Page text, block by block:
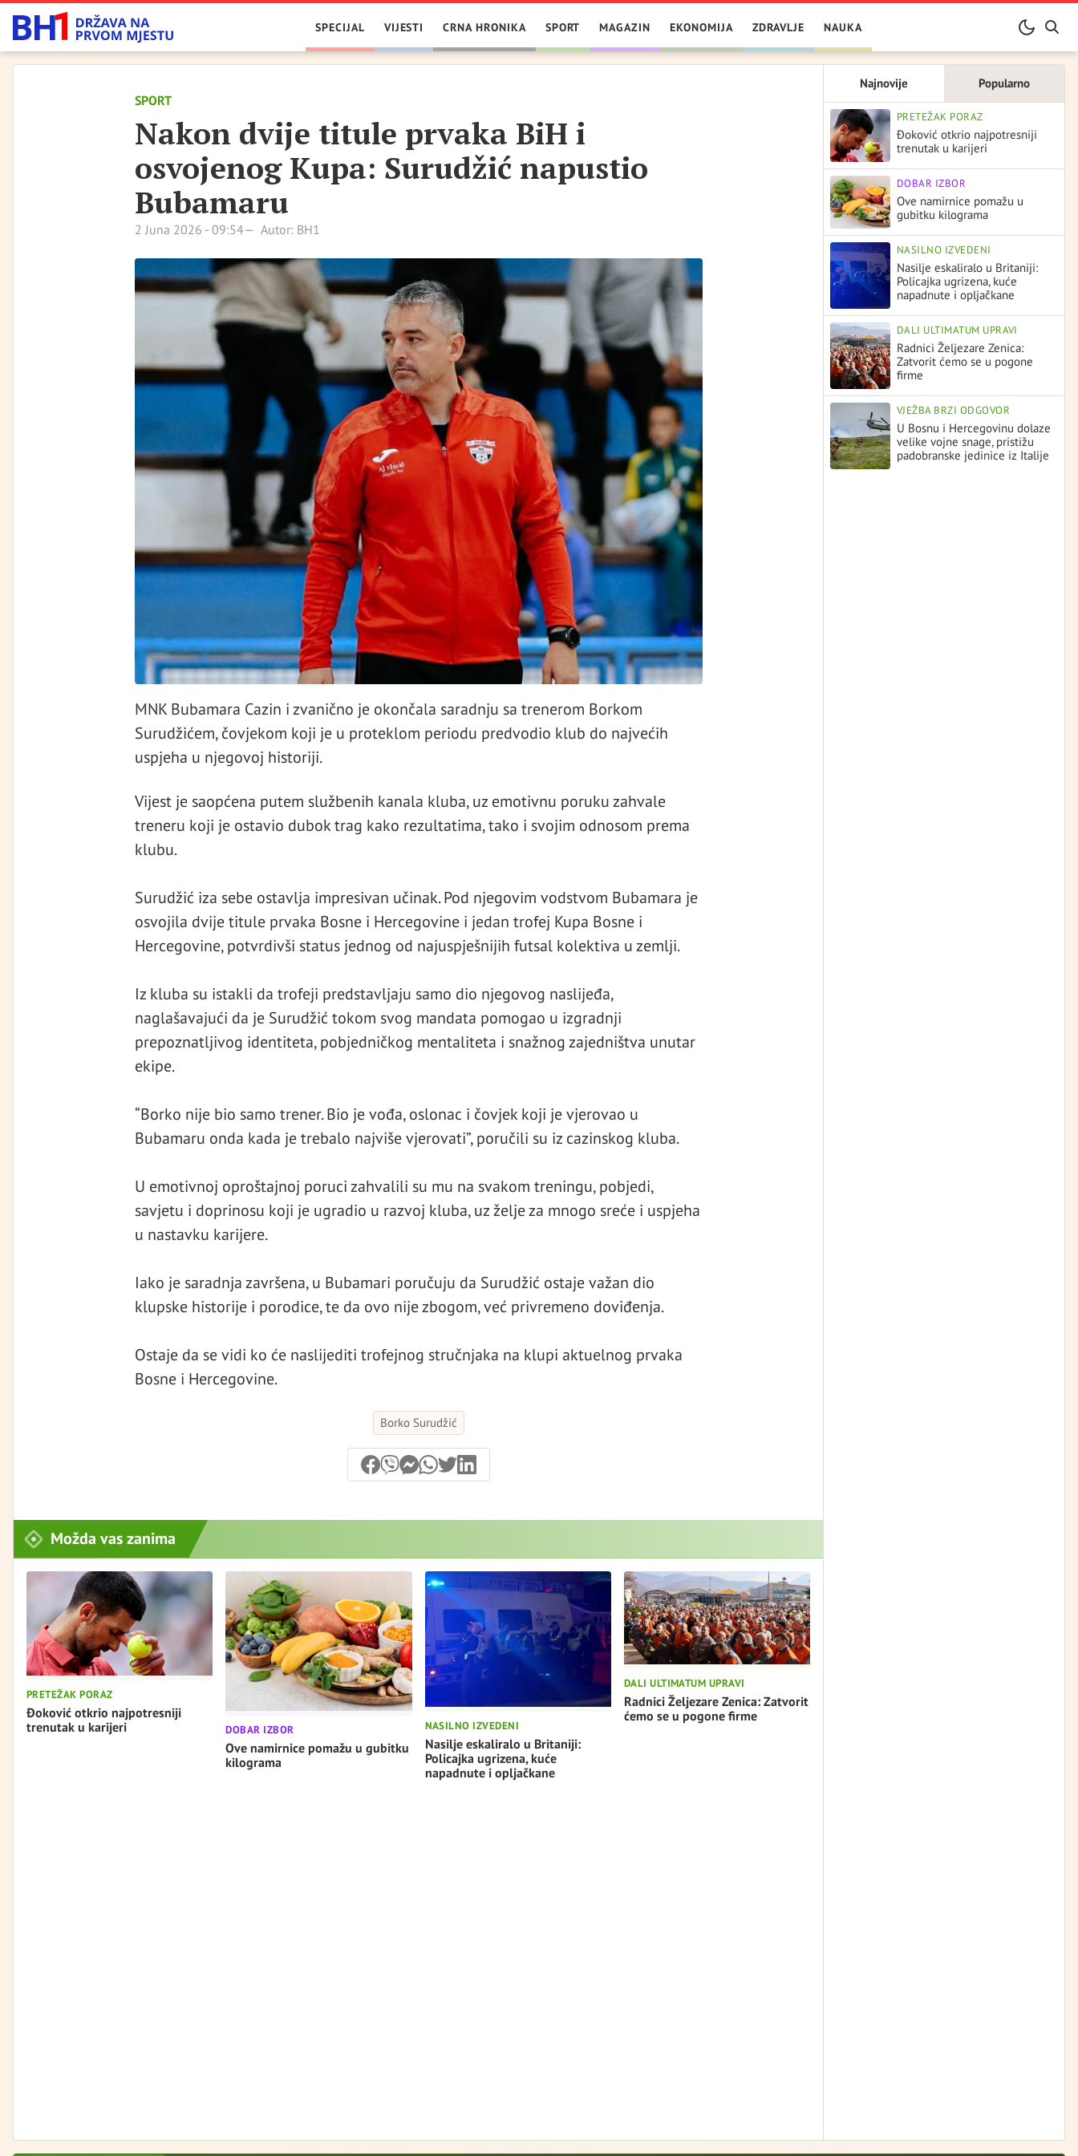
SPECIJAL VIJESTI CRNA HRONIKA SPORT MAGAZIN EKONOMIJA ZDRAVLJE NAUKA
SPORT
Nakon dvije titule prvaka BiH i
osvojenog Kupa: Surudžić napustio
Bubamaru
2 Juna 2026 - 09:54 Autor: BH1
MNK Bubamara Cazin i zvanično je okončala saradnju sa trenerom Borkom
Surudžićem, čovjekom koji je u proteklom periodu predvodio klub do najvećih
uspjeha u njegovoj historiji.
Vijest je saopćena putem službenih kanala kluba, uz emotivnu poruku zahvale
treneru koji je ostavio dubok trag kako rezultatima, tako i svojim odnosom prema
klubu.
Surudžić iza sebe ostavlja impresivan učinak. Pod njegovim vodstvom Bubamara je
osvojila dvije titule prvaka Bosne i Hercegovine i jedan trofej Kupa Bosne i
Hercegovine, potvrdivši status jednog od najuspješnijih futsal kolektiva u zemlji.
Iz kluba su istakli da trofeji predstavljaju samo dio njegovog naslijeđa,
naglašavajući da je Surudžić tokom svog mandata pomogao u izgradnji
prepoznatljivog identiteta, pobjedničkog mentaliteta i snažnog zajedništva unutar
ekipe.
“Borko nije bio samo trener. Bio je vođa, oslonac i čovjek koji je vjerovao u
Bubamaru onda kada je trebalo najviše vjerovati”, poručili su iz cazinskog kluba.
U emotivnoj oproštajnoj poruci zahvalili su mu na svakom treningu, pobjedi,
savjetu i doprinosu koji je ugradio u razvoj kluba, uz želje za mnogo sreće i uspjeha
u nastavku karijere.
Iako je saradnja završena, u Bubamari poručuju da Surudžić ostaje važan dio
klupske historije i porodice, te da ovo nije zbogom, već privremeno doviđenja.
Ostaje da se vidi ko će naslijediti trofejnog stručnjaka na klupi aktuelnog prvaka
Bosne i Hercegovine.
Borko Surudžić
Možda vas zanima
PRETEŽAK PORAZ
Đoković otkrio najpotresniji
trenutak u karijeri
DOBAR IZBOR
Ove namirnice pomažu u gubitku
kilograma
NASILNO IZVEDENI
Nasilje eskaliralo u Britaniji:
Policajka ugrizena, kuće
napadnute i opljačkane
DALI ULTIMATUM UPRAVI
Radnici Željezare Zenica: Zatvorit
ćemo se u pogone firme
Najnovije Popularno
PRETEŽAK PORAZ
Đoković otkrio najpotresniji
trenutak u karijeri
DOBAR IZBOR
Ove namirnice pomažu u
gubitku kilograma
NASILNO IZVEDENI
Nasilje eskaliralo u Britaniji:
Policajka ugrizena, kuće
napadnute i opljačkane
DALI ULTIMATUM UPRAVI
Radnici Željezare Zenica:
Zatvorit ćemo se u pogone
firme
VJEŽBA BRZI ODGOVOR
U Bosnu i Hercegovinu dolaze
velike vojne snage, pristižu
padobranske jedinice iz Italije